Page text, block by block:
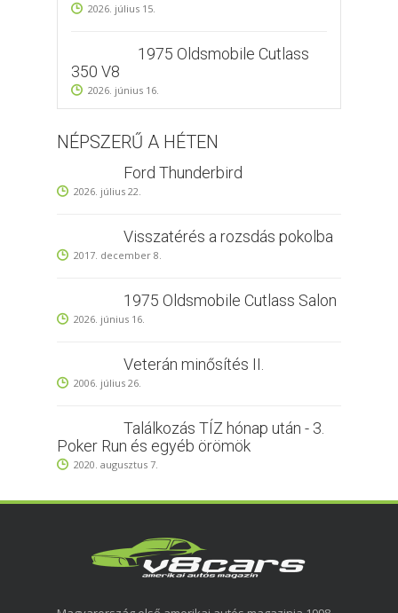
2026. július 15.
1975 Oldsmobile Cutlass
350 V8
2026. június 16.
NÉPSZERŰ A HÉTEN
Ford Thunderbird
2026. július 22.
Visszatérés a rozsdás pokolba
2017. december 8.
1975 Oldsmobile Cutlass Salon
2026. június 16.
Veterán minősítés II.
2006. július 26.
Találkozás TÍZ hónap után - 3.
Poker Run és egyéb örömök
2020. augusztus 7.